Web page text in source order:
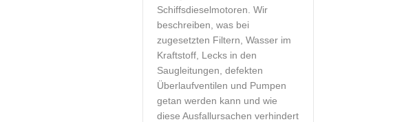
Schiffsdieselmotoren. Wir
beschreiben, was bei
zugesetzten Filtern, Wasser im
Kraftstoff, Lecks in den
Saugleitungen, defekten
Überlaufventilen und Pumpen
getan werden kann und wie
diese Ausfallursachen verhindert